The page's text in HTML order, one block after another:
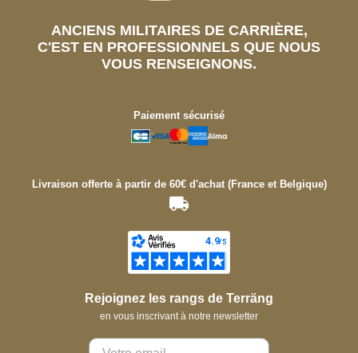
ANCIENS MILITAIRES DE CARRIÈRE,
C'EST EN PROFESSIONNELS QUE NOUS
VOUS RENSEIGNONS.
Paiement sécurisé
Livraison offerte à partir de 60€ d'achat (France et Belgique)
Rejoignez les rangs de Terräng
en vous inscrivant à notre newsletter